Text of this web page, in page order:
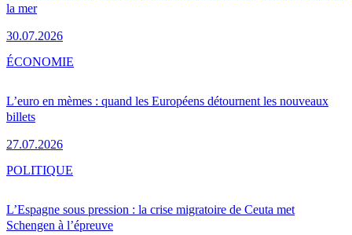
la mer
30.07.2026
L’euro en mèmes : quand les Européens détournent les nouveaux
billets
27.07.2026
ÉCONOMIE
L’Espagne sous pression : la crise migratoire de Ceuta met
Schengen à l’épreuve
POLITIQUE